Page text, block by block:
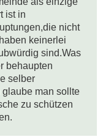
ist in
nicht
keinerlei
sind.Was
behaupten
selber
man sollte
zu schützen